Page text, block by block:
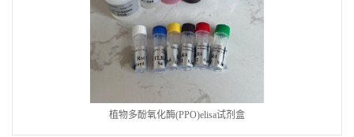
植物多酚氧化酶(PPO)elisa试剂盒